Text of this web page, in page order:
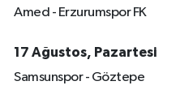
Amed - Erzurumspor FK
17 Ağustos, Pazartesi
Samsunspor - Göztepe